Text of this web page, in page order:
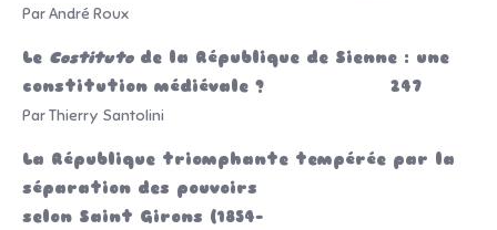
Par André Roux
Le Costitutode la République de Sienne : une
constitution médiévale ? 247
Par Thierry Santolini
La République triomphante tempérée par la
séparation des pouvoirs
selon Saint Girons (1854-